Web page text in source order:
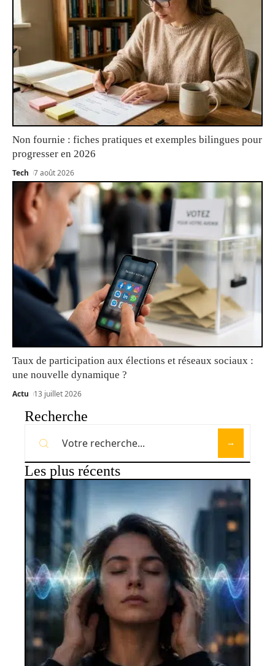
Non fournie : fiches pratiques et exemples bilingues pour
progresser en 2026
Tech 7 août 2026
Taux de participation aux élections et réseaux sociaux :
une nouvelle dynamique ?
Actu 13 juillet 2026
Recherche
Les plus récents